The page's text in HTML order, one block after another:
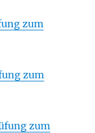
zum
zum
zum